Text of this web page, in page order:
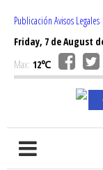
Publicación Avisos Legales
Friday, 7 de August
Max: 12℃